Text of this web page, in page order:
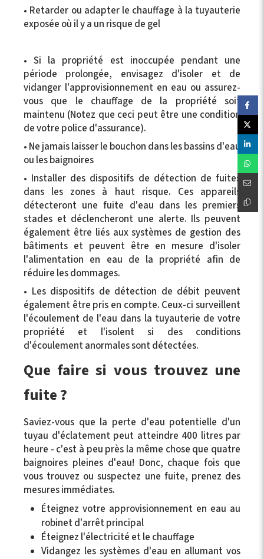
• Retarder ou adapter le chauffage à la tuyauterie
exposée où il y a un risque de gel
• Si la propriété est inoccupée pendant une
période prolongée, envisagez d'isoler et de
vidanger l'approvisionnement en eau ou assurez-
vous que le chauffage de la propriété soit
maintenu (Notez que ceci peut être une condition
de votre police d'assurance).
• Ne jamais laisser le bouchon dans les bassins d'eau
ou les baignoires
• Installer des dispositifs de détection de fuites
dans les zones à haut risque. Ces appareils
détecteront une fuite d'eau dans les premiers
stades et déclencheront une alerte. Ils peuvent
également être liés aux systèmes de gestion des
bâtiments et peuvent être en mesure d'isoler
l'alimentation en eau de la propriété afin de
réduire les dommages.
• Les dispositifs de détection de débit peuvent
également être pris en compte. Ceux-ci surveillent
l'écoulement de l'eau dans la tuyauterie de votre
propriété et l'isolent si des conditions
d'écoulement anormales sont détectées.
Que faire si vous trouvez une
fuite ?
Saviez-vous que la perte d'eau potentielle d'un
tuyau d'éclatement peut atteindre 400 litres par
heure - c'est à peu près la même chose que quatre
baignoires pleines d'eau! Donc, chaque fois que
vous trouvez ou suspectez une fuite, prenez des
mesures immédiates.
Éteignez votre approvisionnement en eau au
robinet d'arrêt principal
Éteignez l'électricité et le chauffage
Vidangez les systèmes d'eau en allumant vos